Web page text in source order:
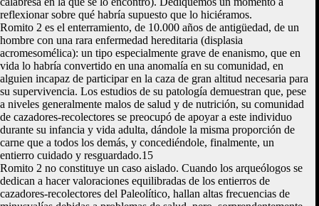
reflexionar sobre qué habría supuesto que lo hiciéramos.
Romito 2 es el enterramiento, de 10.000 años de antigüedad, de un
hombre con una rara enfermedad hereditaria (displasia
acromesomélica): un tipo especialmente grave de enanismo, que en
vida lo habría convertido en una anomalía en su comunidad, en
alguien incapaz de participar en la caza de gran altitud necesaria para
su supervivencia. Los estudios de su patología demuestran que, pese
a niveles generalmente malos de salud y de nutrición, su comunidad
de cazadores-recolectores se preocupó de apoyar a este individuo
durante su infancia y vida adulta, dándole la misma proporción de
carne que a todos los demás, y concediéndole, finalmente, un
entierro cuidado y resguardado.15
Romito 2 no constituye un caso aislado. Cuando los arqueólogos se
dedican a hacer valoraciones equilibradas de los entierros de
cazadores-recolectores del Paleolítico, hallan altas frecuencias de